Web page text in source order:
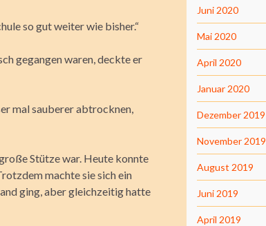
so gut weiter wie bisher.“
gegangen waren, deckte er
mal sauberer abtrocknen,
Stütze war. Heute konnte
machte sie sich ein
ging, aber gleichzeitig hatte
Juni 2020
Mai 2020
April 2020
Januar 2020
Dezember 2019
November 2019
August 2019
Juni 2019
April 2019